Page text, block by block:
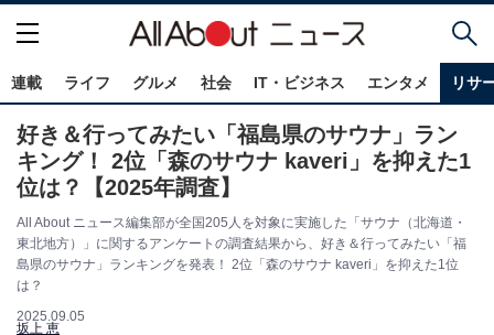
連載 ライフ グルメ 社会 IT・ビジネス エンタメ リサ
好き＆行ってみたい「福島県のサウナ」ラン
キング！ 2位「森のサウナ kaveri」を抑えた1
位は？【2025年調査】
All About ニュース編集部が全国205人を対象に実施した「サウナ（北海道・
東北地方）」に関するアンケートの調査結果から、好き＆行ってみたい「福
島県のサウナ」ランキングを発表！ 2位「森のサウナ kaveri」を抑えた1位
は？
2025.09.05
坂上 恵